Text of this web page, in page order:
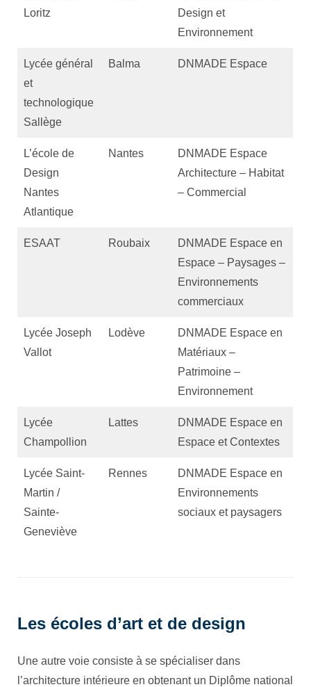
Loritz
Design et
Environnement
Lycée général
et
technologique
Sallège
Balma DNMADE Espace
L’école de
Design
Nantes
Atlantique
Nantes
DNMADE Espace
Architecture – Habitat
– Commercial
ESAAT Roubaix
DNMADE Espace en
Espace – Paysages –
Environnements
commerciaux
Lycée Joseph
Vallot
Lodève
DNMADE Espace en
Matériaux –
Patrimoine –
Environnement
Lycée
Champollion
Lattes
DNMADE Espace en
Espace et Contextes
Lycée Saint-
Martin /
Sainte-
Geneviève
Rennes
DNMADE Espace en
Environnements
sociaux et paysagers
Les écoles d’art et de design
Une autre voie consiste à se spécialiser dans
l’architecture intérieure en obtenant un Diplôme national